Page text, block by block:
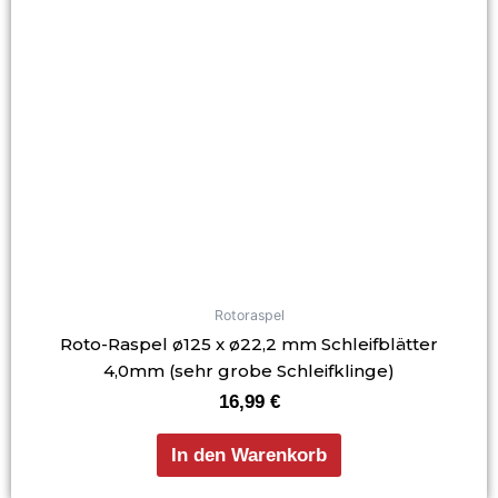
Rotoraspel
Roto-Raspel ø125 x ø22,2 mm Schleifblätter
4,0mm (sehr grobe Schleifklinge)
16,99 €
In den Warenkorb